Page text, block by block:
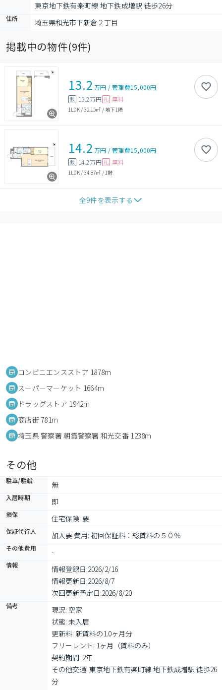
東京地下鉄有楽町線 地下鉄成増駅 徒歩26分
住所 埼玉県和光市下新倉２丁目
掲載中の物件(9件)
13.2 万円 /管理費15,000円
敷 13.2万円 礼 無料
1LDK/32.15㎡ /地下1階
14.2 万円 /管理費15,000円
敷 14.2万円 礼 無料
1LDK/34.87㎡ / 1階
全9件を表示する
コンビニエンスストア 1878m
スーパーマーケット 1664m
ドラッグストア 1942m
商店街 781m
埼玉県 警察署 朝霞警察署 和光交番 1238m
その他
駐車/駐輪 無
入居時期 即
損保 住宅保険: 要
保証代行人 加入要 費用: 初回保証料：総賃料の５０％
その他費用 -
情報 情報登録日:2026/2/16
情報更新日:2026/8/7
次回更新予定日:2026/8/20
備考
現況: 空家
状態: 未入居
更新料: 新賃料の1.0ヶ月分
フリーレント: 1ヶ月（賃料のみ）
契約期間: 2年
その他交通: 東京地下鉄有楽町線 地下鉄成増駅 徒歩26
分